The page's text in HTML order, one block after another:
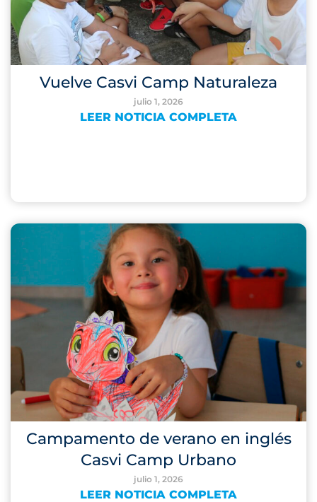
Vuelve Casvi Camp Naturaleza
julio 1, 2026
LEER NOTICIA COMPLETA
Campamento de verano en inglés
Casvi Camp Urbano
julio 1, 2026
LEER NOTICIA COMPLETA